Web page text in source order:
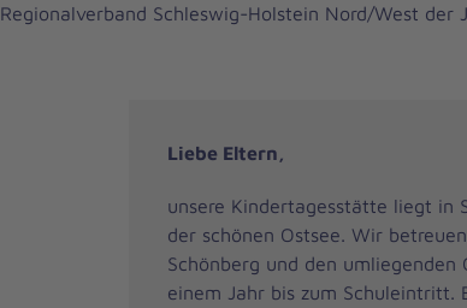
Regionalverband Schleswig-Holstein Nord/West der
Liebe Eltern,
unsere Kindertagesstätte liegt in
der schönen Ostsee. Wir
Schönberg und den umliegenden
einem Jahr bis zum Schuleintritt.